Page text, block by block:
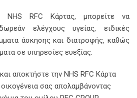
RFC Κάρτας, μπορείτε να
ελέγχους υγείας, ειδικές
άσκησης και διατροφής, καθώς
σε υπηρεσίες ευεξίας.
αποκτήστε την NHS RFC Κάρτα
σας απολαμβάνοντας